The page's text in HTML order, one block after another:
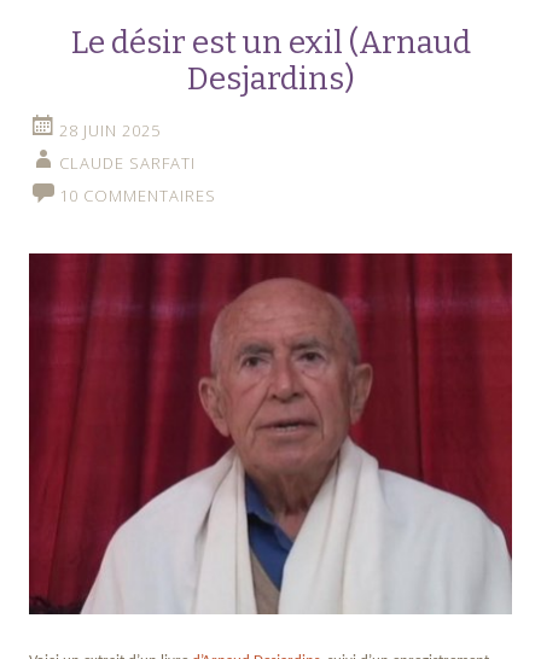
Le désir est un exil (Arnaud
Desjardins)
28 JUIN 2025
CLAUDE SARFATI
10 COMMENTAIRES